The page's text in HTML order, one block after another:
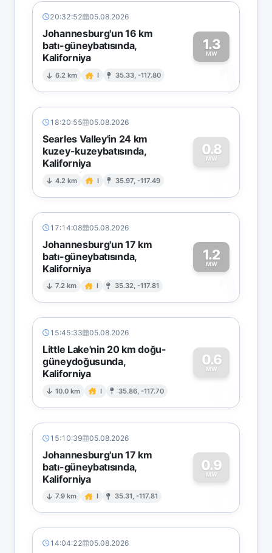
20:32:52 05.08.2026
Johannesburg'un 16 km
batı-güneybatısında,
Kaliforniya
6.2 km I 35.33, -117.80
1.3
MW
1
18:20:55 05.08.2026
Searles Valley'in 24 km
kuzey-kuzeybatısında,
Kaliforniya
4.2 km I 35.97, -117.49
0.8
MW
0
17:14:08 05.08.2026
Johannesburg'un 17 km
batı-güneybatısında,
Kaliforniya
7.2 km I 35.32, -117.81
1.2
MW
1
15:45:33 05.08.2026
Little Lake'nin 20 km doğu-
güneydoğusunda,
Kaliforniya
10.0 km I 35.86, -117.70
0.6
MW
0
15:10:39 05.08.2026
Johannesburg'un 17 km
batı-güneybatısında,
Kaliforniya
7.9 km I 35.31, -117.81
0.9
MW
0
14:04:22 05.08.2026